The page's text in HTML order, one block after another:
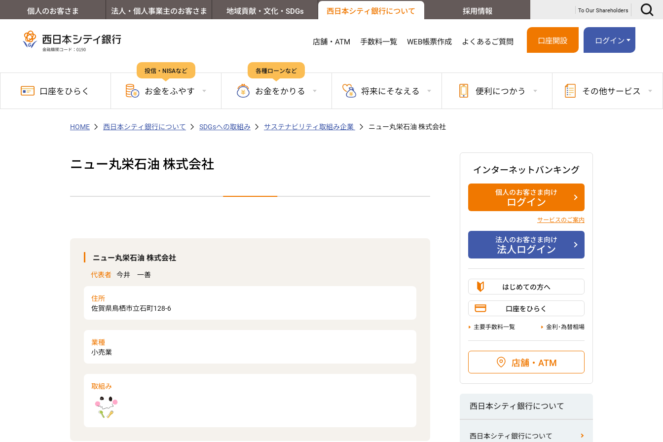
個人のお客さま 法人・個人事業主のお客さま 地域貢献・文化・SDGs 西日本シティ銀行について 採用情報 To Our Shareholders
店舗・ATM 手数料一覧 WEB帳票作成 よくあるご質問 口座開設 ログイン
口座を ひらく
投信・NISAなど
お金をふやす
各種ローンなど
お金をかりる 将来にそなえる 便利につかう その他サービス
HOME 西日本シティ銀行について SDGsへの取組み サステナビリティ取組み企業 ニュー丸栄石油 株式会社
ニュー丸栄石油 株式会社
ニュー丸栄石油 株式会社
代表者 今井 一善
住所
佐賀県鳥栖市立石町128-6
業種
小売業
取組み
インターネットバンキング
個人のお客さま向け
ログイン
サービスのご案内
法人のお客さま向け
法人ログイン
はじめての方へ
口座をひらく
主要手数料一覧 金利･為替相場
店舗・ATM
西日本シティ銀行について
西日本シティ銀行について